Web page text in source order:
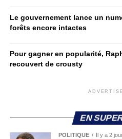
Le gouvernement lance un
forêts encore intactes
Pour gagner en popularité,
recouvert de crousty
EN
POLITIQUE Il y a 2